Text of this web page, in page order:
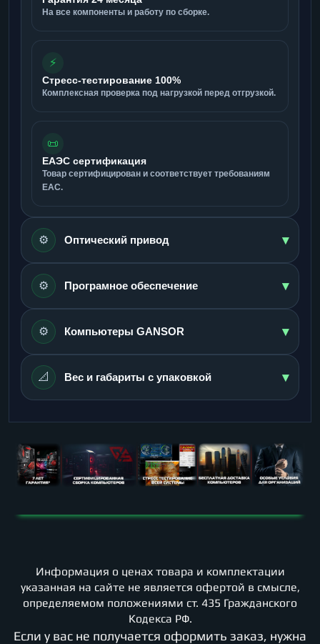
На все компоненты и работу по сборке.
⚡
Стресс-тестирование 100%
Комплексная проверка под нагрузкой перед отгрузкой.
📜
ЕАЭС сертификация
Товар сертифицирован и соответствует требованиям
ЕАС.
⚙️ Оптический привод ▾
⚙️ Програмное обеспечение ▾
⚙️ Компьютеры GANSOR ▾
📐 Вес и габариты с упаковкой ▾
Информация о ценах товара и комплектации
указанная на сайте не является офертой в смысле,
определяемом положениями ст. 435 Гражданского
Кодекса РФ.
Если у вас не получается оформить заказ, нужна